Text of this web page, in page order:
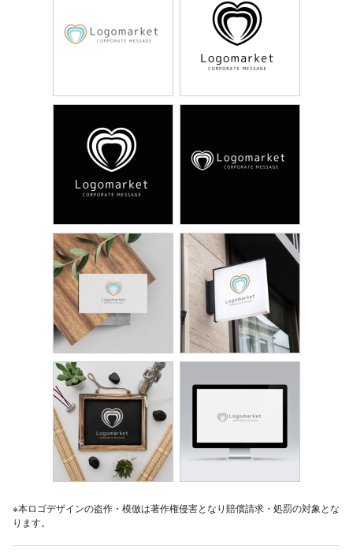
※本ロゴデザインの盗作・模倣は著作権侵害となり賠償請求・処罰の対象とな
ります。